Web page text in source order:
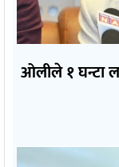
ओलीले १ घन्टा